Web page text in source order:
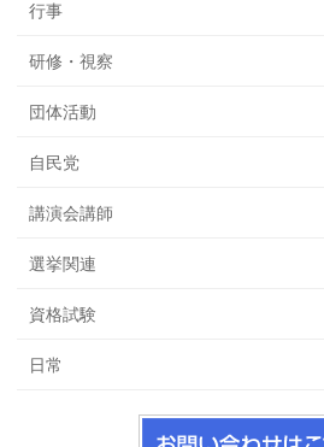
行事
研修・視察
団体活動
自民党
講演会講師
選挙関連
資格試験
日常